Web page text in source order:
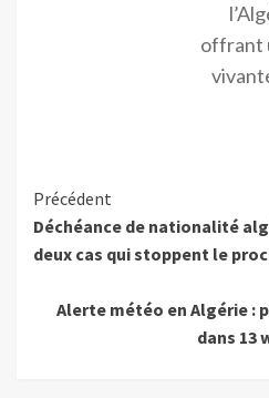
offrant
Précédent
Déchéance de nationalité
deux cas qui stoppent le
Alerte météo en Algérie :
dans 13